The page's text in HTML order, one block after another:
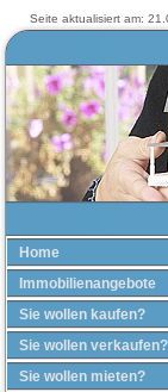
Seite aktualisiert am:
Home
Immobilienangebote
Sie wollen kaufen?
Sie wollen verkaufen?
Sie wollen mieten?